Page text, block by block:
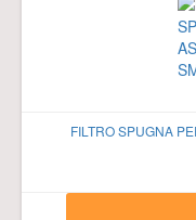
FILTRO SPUGNA